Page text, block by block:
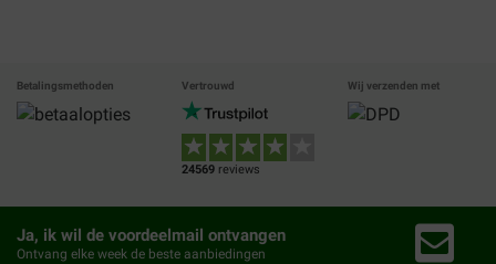
Betalingsmethoden Vertrouwd
24569 reviews
Wij verzenden met
Ja, ik wil de voordeelmail ontvangen
Ontvang elke week de beste aanbiedingen